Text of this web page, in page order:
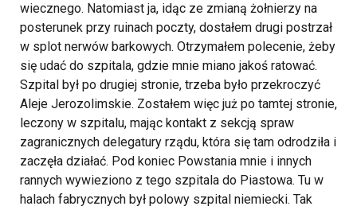
wiecznego. Natomiast ja, idąc ze zmianą żołnierzy na
posterunek przy ruinach poczty, dostałem drugi postrzał
w splot nerwów barkowych. Otrzymałem polecenie, żeby
się udać do szpitala, gdzie mnie miano jakoś ratować.
Szpital był po drugiej stronie, trzeba było przekroczyć
Aleje Jerozolimskie. Zostałem więc już po tamtej stronie,
leczony w szpitalu, mając kontakt z sekcją spraw
zagranicznych delegatury rządu, która się tam odrodziła i
zaczęła działać. Pod koniec Powstania mnie i innych
rannych wywieziono z tego szpitala do Piastowa. Tu w
halach fabrycznych był polowy szpital niemiecki. Tak